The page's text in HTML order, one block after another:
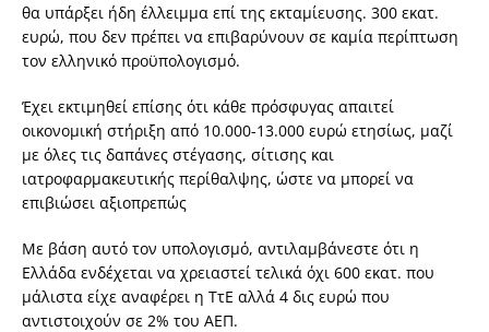
θα υπάρξει ήδη έλλειμμα επί της εκταμίευσης. 300 εκατ.
ευρώ, που δεν πρέπει να επιβαρύνουν σε καμία περίπτωση
τον ελληνικό προϋπολογισμό.
Έχει εκτιμηθεί επίσης ότι κάθε πρόσφυγας απαιτεί
οικονομική στήριξη από 10.000-13.000 ευρώ ετησίως, μαζί
με όλες τις δαπάνες στέγασης, σίτισης και
ιατροφαρμακευτικής περίθαλψης, ώστε να μπορεί να
επιβιώσει αξιοπρεπώς
Με βάση αυτό τον υπολογισμό, αντιλαμβάνεστε ότι η
Ελλάδα ενδέχεται να χρειαστεί τελικά όχι 600 εκατ. που
μάλιστα είχε αναφέρει η ΤτΕ αλλά 4 δις ευρώ που
αντιστοιχούν σε 2% του ΑΕΠ.